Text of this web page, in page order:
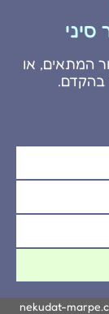
סיני
המתאים, או
בהקדם.
nekudat-